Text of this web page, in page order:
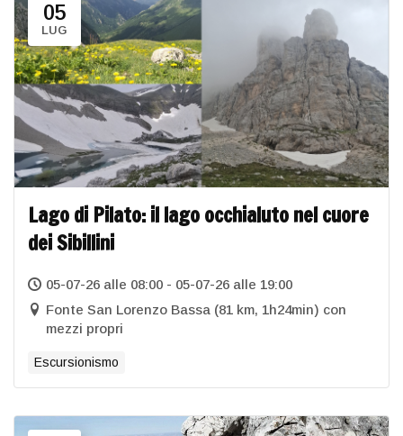
05
LUG
Lago di Pilato: il lago occhialuto nel cuore
dei Sibillini
05-07-26 alle 08:00 - 05-07-26 alle 19:00
Fonte San Lorenzo Bassa (81 km, 1h24min) con
mezzi propri
Escursionismo